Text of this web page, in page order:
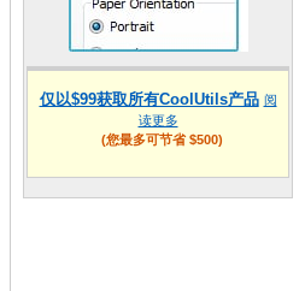
仅以$99获取所有CoolUtils产品 阅
读更多
(您最多可节省 $500)